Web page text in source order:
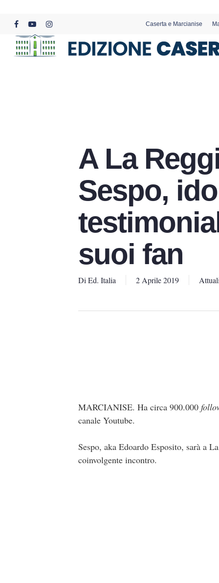
content
facebookyoutubeinstagram
Caserta e Marcianise
A La
Sespo,
suoi fan
Di Ed. Italia 2 Aprile 2019
MARCIANISE. Ha circa 900.000
canale Youtube.
Sespo, aka Edoardo Esposito, sarà a
coinvolgente incontro.